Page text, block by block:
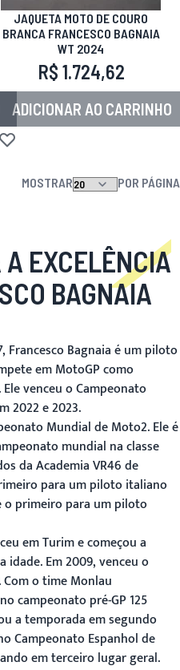
JAQUETA MOTO DE COURO
BRANCA FRANCESCO BAGNAIA
WT 2024
R$ 1.724,62
ADICIONAR AO CARRINHO
Adicionar à lista de desejos
MOSTRAR POR PÁGINA
EXCELÊNCIA
BAGNAIA
Francesco Bagnaia é um piloto
em MotoGP como
venceu o Campeonato
2022 e 2023.
Mundial de Moto2. Ele é
mundial na classe
da Academia VR46 de
para um piloto italiano
o primeiro para um piloto
em Turim e começou a
Em 2009, venceu o
o time Monlau
campeonato pré-GP 125
a temporada em segundo
Campeonato Espanhol de
em terceiro lugar geral.